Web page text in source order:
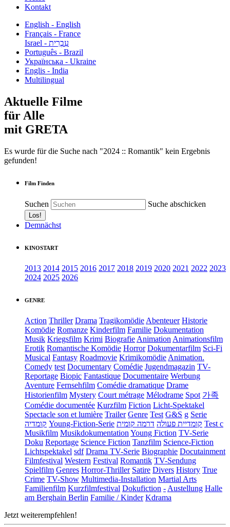
Kontakt
English - English
Français - France
עִבְרִית - Israel
Português - Brazil
Українська - Ukraine
Englis - India
Multilingual
Aktuelle Filme
für Alle
mit GRETA
Es wurde für die Suche nach "2024 :: Romantik" kein Ergebnis
gefunden!
Film Finden
Suchen Suche abschicken
Demnächst
KINOSTART
2013 2014 2015 2016 2017 2018 2019 2020 2021 2022 2023
2024 2025 2026
GENRE
Action Thriller Drama Tragikomödie Abenteuer Historie
Komödie Romanze Kinderfilm Familie Dokumentation
Musik Kriegsfilm Krimi Biografie Animation Animationsfilm
Erotik Romantische Komödie Horror Dokumentarfilm Sci-Fi
Musical Fantasy Roadmovie Krimikomödie Animation.
Comedy test Documentary Comédie Jugendmagazin TV-
Reportage Biopic Fantastique Documentaire Werbung
Aventure Fernsehfilm Comédie dramatique Drame
Historienfilm Mystery Court métrage Mélodrame Spot 가족
Comédie documentée Kurzfilm Fiction Licht-Spektakel
Spectacle son et lumière Trailer Genre Test G&S g Serie
קומדיה Young-Fiction-Serie קומדיית פעולה דרמה קומית
Test c
Musikfilm Musikdokumentation Young Fiction TV-Serie
Doku Reportage Science Fiction Tanzfilm Science-Fiction
Lichtspektakel sdf Drama TV-Serie Biographie Docutainment
Filmfestival Western Festival Romantik TV-Sendung
Spielfilm Genres Horror-Thriller Satire Divers History True
Crime TV-Show Multimedia-Installation Martial Arts
Familienfilm Kurzfilmfestival Dokufiction - Austellung Halle
am Berghain Berlin Familie / Kinder Kdrama
Jetzt weiterempfehlen!